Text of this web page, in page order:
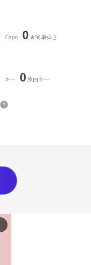
Capo 0★簡単弾き
キー 0原曲キー